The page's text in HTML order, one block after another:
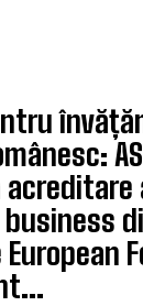
acreditare